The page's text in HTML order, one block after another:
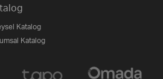
Katalog
Katalog